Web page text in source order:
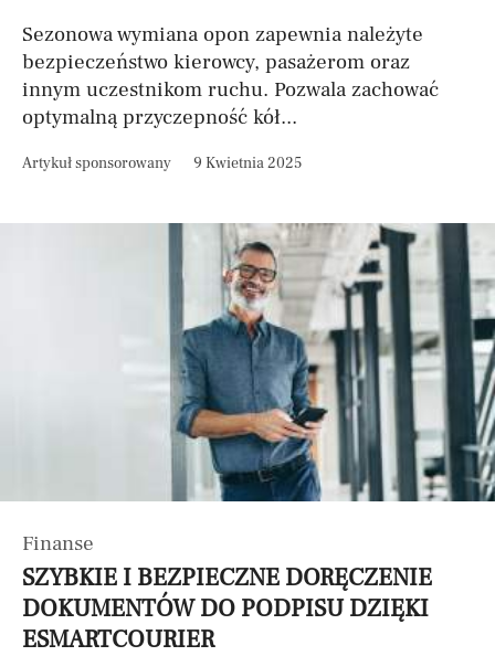
Sezonowa wymiana opon zapewnia należyte
bezpieczeństwo kierowcy, pasażerom oraz
innym uczestnikom ruchu. Pozwala zachować
optymalną przyczepność kół...
Artykuł sponsorowany 9 Kwietnia 2025
Finanse
SZYBKIE I BEZPIECZNE DORĘCZENIE
DOKUMENTÓW DO PODPISU DZIĘKI
ESMARTCOURIER